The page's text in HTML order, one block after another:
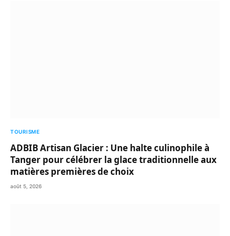
TOURISME
ADBIB Artisan Glacier : Une halte culinophile à
Tanger pour célébrer la glace traditionnelle aux
matières premières de choix
août 5, 2026